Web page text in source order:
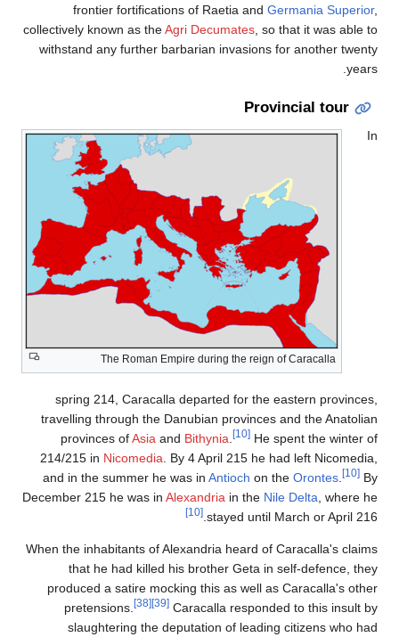
frontier fortifications of Raetia and Germania Superior,
collectively known as theAgri Decumates , so that it was able to
withstand any further barbarian invasions for another twenty
years.
Provincial tour
The Roman Empire during the reign of Caracalla
In
spring 214, Caracalla departed for the eastern provinces,
travelling through the Danubian provinces and the Anatolian
provinces ofAsia and Bithynia [10] He spent the winter of
214/215 in Nicomedia . By 4 April 215 he had left Nicomedia,
and in the summer he was in Antioch on the Orontes [10] By
December 215 he was in Alexandria in the Nile Delta , where he
stayed until March or April 216.
[10]
When the inhabitants of Alexandria heard of Caracalla's claims
that he had killed his brother Geta in self-defence, they
produced a satire mocking this as well as Caracalla's other
pretensions.
[38] [39] Caracalla responded to this insult by
slaughtering the deputation of leading citizens who had